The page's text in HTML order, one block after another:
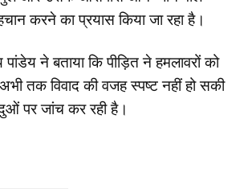
करने का प्रयास किया जा रहा है।
पांडेय ने बताया कि पीड़ित ने हमलावरों को
तक विवाद की वजह स्पष्ट नहीं हो सकी
पर जांच कर रही है।